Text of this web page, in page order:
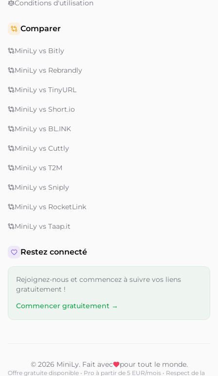
Conditions d'utilisation
Comparer
MiniLy vs Bitly
MiniLy vs Rebrandly
MiniLy vs TinyURL
MiniLy vs Short.io
MiniLy vs BL.INK
MiniLy vs Cuttly
MiniLy vs T2M
MiniLy vs Sniply
MiniLy vs RocketLink
MiniLy vs Taap.it
Restez connecté
Rejoignez-nous et commencez à suivre vos liens
gratuitement !
Commencer gratuitement →
© 2026 MiniLy. Fait avec pour tout le monde.
Offre gratuite disponible • Pro à partir de 5 EUR/mois • Respect de la